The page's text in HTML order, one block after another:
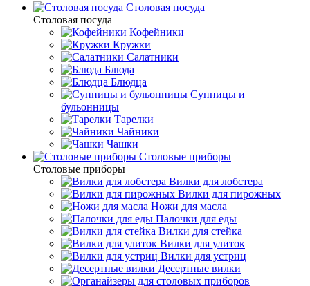
Столовая посуда
Столовая посуда
Кофейники
Кружки
Салатники
Блюда
Блюдца
Супницы и
бульонницы
Тарелки
Чайники
Чашки
Cтоловые приборы
Cтоловые приборы
Вилки для лобстера
Вилки для пирожных
Ножи для масла
Палочки для еды
Вилки для стейка
Вилки для улиток
Вилки для устриц
Десертные вилки